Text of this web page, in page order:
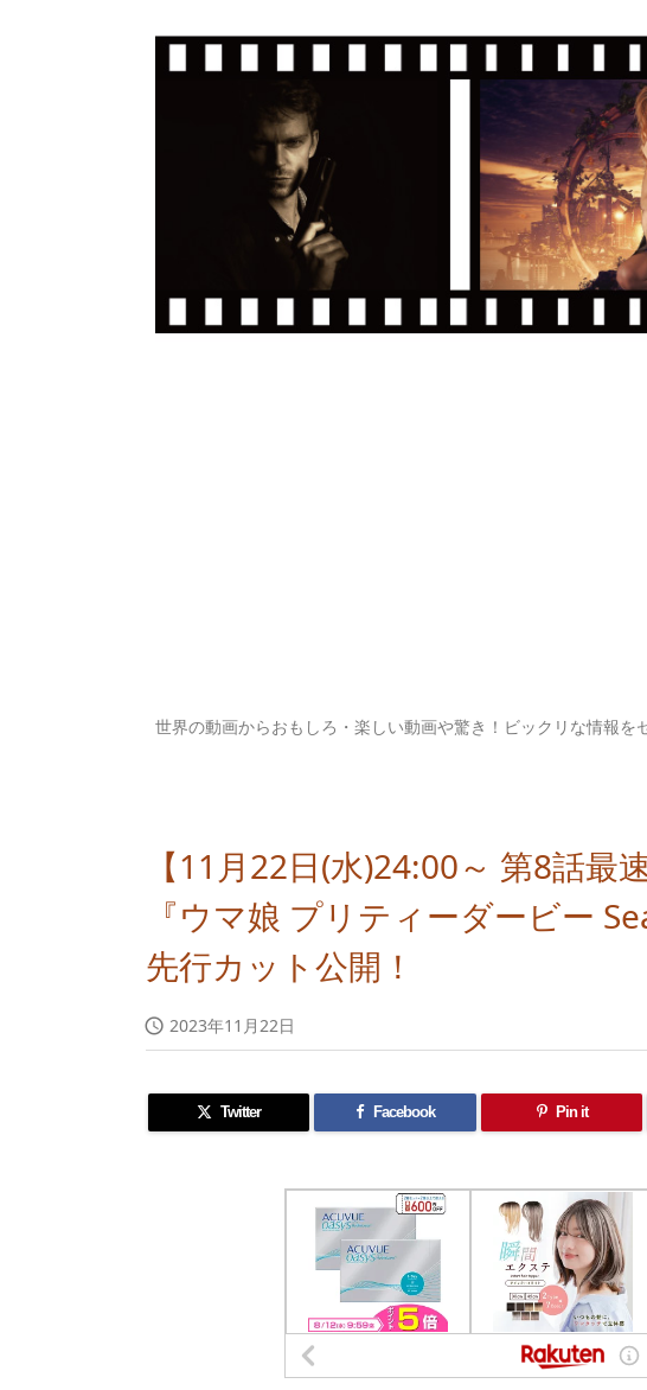
世界の動画からおもしろ・楽しい動画や驚き！ビックリな情報を
【11月22日(水)24:00～ 第8話最
『ウマ娘 プリティーダービー
先行カット公開！
 2023年11月22日
Twitter Facebook Pin it